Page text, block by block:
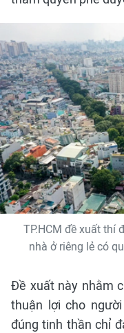
TP.HCM đề xuất thí
nhà ở riêng lẻ có
Đề xuất này nhằm
thuận lợi cho
đúng tinh thần chỉ